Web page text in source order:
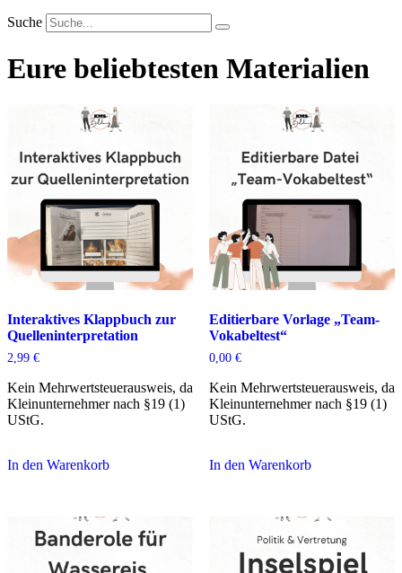
Suche
Eure beliebtesten Materialien
Interaktives Klappbuch zur
Quelleninterpretation
2,99 €
Kein Mehrwertsteuerausweis, da
Kleinunternehmer nach §19 (1)
UStG.
In den Warenkorb
Editierbare Vorlage „Team-
Vokabeltest“
0,00 €
Kein Mehrwertsteuerausweis, da
Kleinunternehmer nach §19 (1)
UStG.
In den Warenkorb